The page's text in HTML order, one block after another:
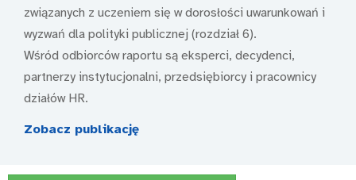
związanych z uczeniem się w dorosłości uwarunkowań i
wyzwań dla polityki publicznej (rozdział 6).
Wśród odbiorców raportu są eksperci, decydenci,
partnerzy instytucjonalni, przedsiębiorcy i pracownicy
działów HR.
Zobacz publikację